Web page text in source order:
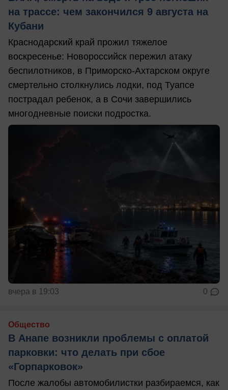
на трассе: чем закончился 9 августа на
Кубани
Краснодарский край прожил тяжелое
воскресенье: Новороссийск пережил атаку
беспилотников, в Приморско-Ахтарском округе
смертельно столкнулись лодки, под Туапсе
пострадал ребенок, а в Сочи завершились
многодневные поиски подростка.
вчера в 19:03 0
Общество
В Анапе возникли проблемы с оплатой
парковки: что делать при сбое
«Горпарковок»
После жалобы автомобилистки разбираемся, как